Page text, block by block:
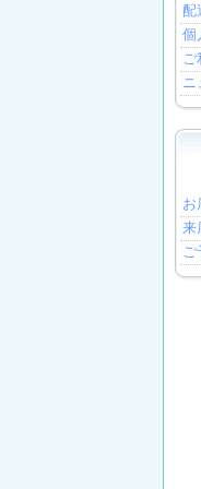
配
個
お
来